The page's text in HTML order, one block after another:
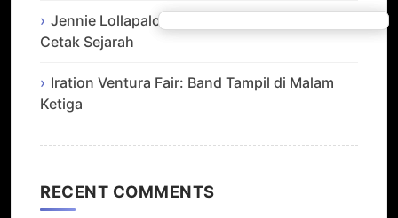
Jennie Lollapalooza: Pukau Chicago dan
Cetak Sejarah
Iration Ventura Fair: Band Tampil di Malam
Ketiga
RECENT COMMENTS